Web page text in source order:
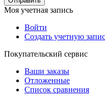
Моя учетная запись
Войти
Создать учетную
Покупательский сервис
Ваши заказы
Отложенные
Список сравнения